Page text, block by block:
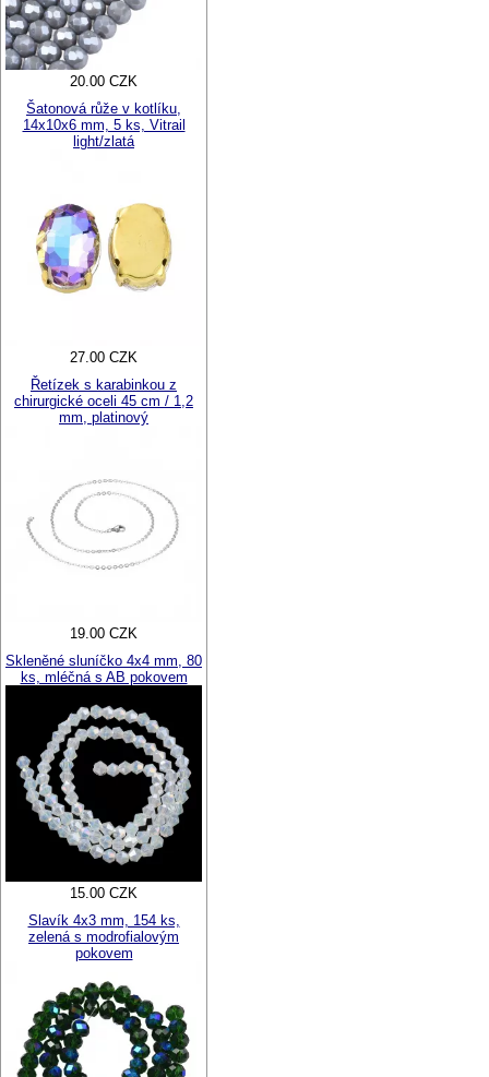
20.00 CZK
Šatonová růže v kotlíku,
14x10x6 mm, 5 ks, Vitrail
light/zlatá
27.00 CZK
Řetízek s karabinkou z
chirurgické oceli 45 cm / 1,2
mm, platinový
19.00 CZK
Skleněné sluníčko 4x4 mm, 80
ks, mléčná s AB pokovem
15.00 CZK
Slavík 4x3 mm, 154 ks,
zelená s modrofialovým
pokovem